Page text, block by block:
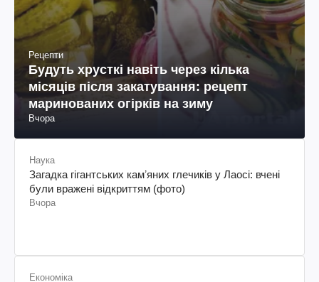
Рецепти
Будуть хрусткі навіть через кілька
місяців після закатування: рецепт
маринованих огірків на зиму
Вчора
Наука
Загадка гігантських камʼяних глечиків у Лаосі: вчені
були вражені відкриттям (фото)
Вчора
Економіка